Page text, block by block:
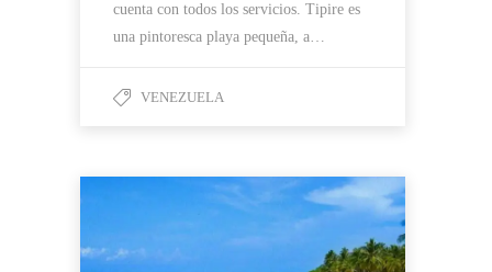
cuenta con todos los servicios. Tipire es
una pintoresca playa pequeña, a…
VENEZUELA